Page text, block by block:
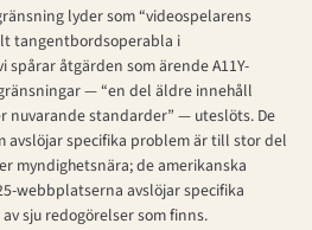
lyder som “videospelarens
tangentbordsoperabla i
spårar åtgärden som ärende A11Y-
— “en del äldre innehåll
nuvarande standarder” — uteslöts. De
avslöjar specifika problem är till stor del
myndighetsnära; de amerikanska
webbplatserna avslöjar specifika
sju redogörelser som finns.